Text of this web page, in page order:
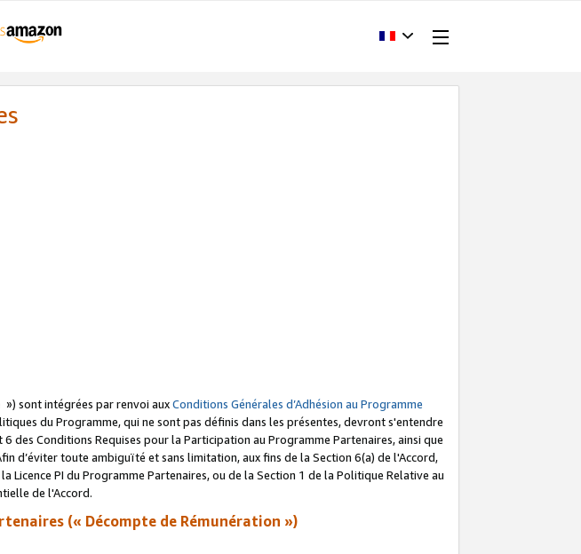
») sont intégrées par renvoi auxConditions Générales d’Adhésion au Programme
du Programme, qui ne sont pas définis dans les présentes, devront s'entendre
Conditions Requises pour la Participation au Programme Partenaires, ainsi que
d’éviter toute ambiguïté et sans limitation, aux fins de la Section 6(a) de l'Accord,
PI du Programme Partenaires, ou de la Section 1 de la Politique Relative au
de l'Accord.
(« Décompte de Rémunération »)